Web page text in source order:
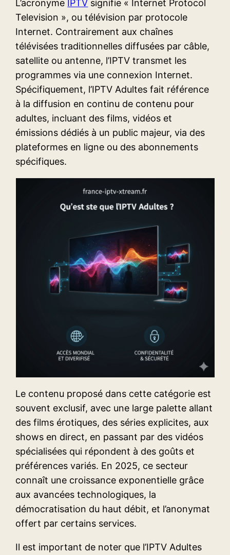
L’acronyme IPTV signifie « Internet Protocol
Television », ou télévision par protocole
Internet. Contrairement aux chaînes
télévisées traditionnelles diffusées par câble,
satellite ou antenne, l’IPTV transmet les
programmes via une connexion Internet.
Spécifiquement, l’IPTV Adultes fait référence
à la diffusion en continu de contenu pour
adultes, incluant des films, vidéos et
émissions dédiés à un public majeur, via des
plateformes en ligne ou des abonnements
spécifiques.
Le contenu proposé dans cette catégorie est
souvent exclusif, avec une large palette allant
des films érotiques, des séries explicites, aux
shows en direct, en passant par des vidéos
spécialisées qui répondent à des goûts et
préférences variés. En 2025, ce secteur
connaît une croissance exponentielle grâce
aux avancées technologiques, la
démocratisation du haut débit, et l’anonymat
offert par certains services.
Il est important de noter que l’IPTV Adultes